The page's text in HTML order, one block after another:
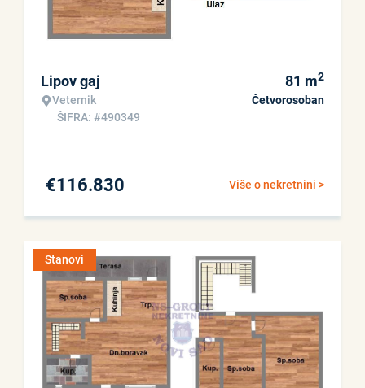
Lipov gaj
Veternik
ŠIFRA: #490349
81 m2
Četvorosoban
Više o nekretnini >
€116.830
Stanovi